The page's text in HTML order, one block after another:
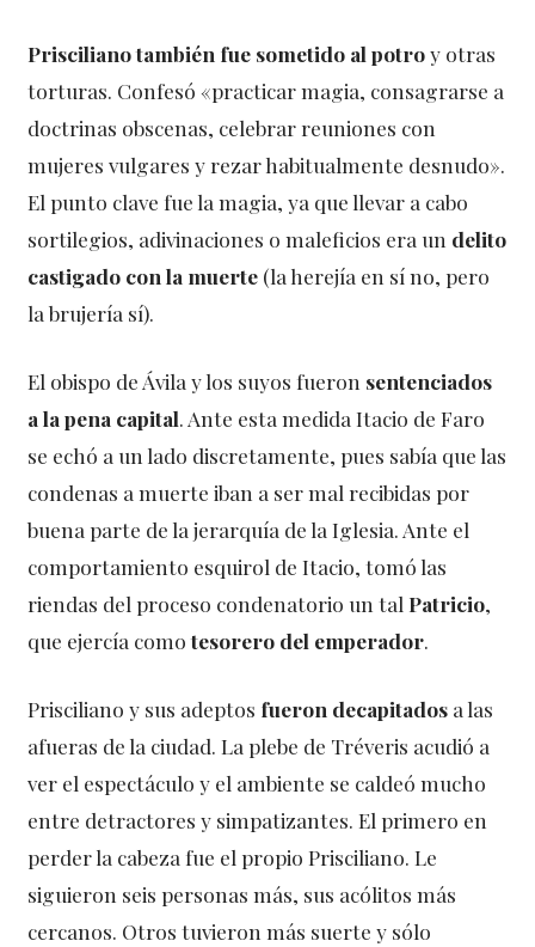
Prisciliano también fue sometido al potroy otras
torturas. Confesó «practicar magia, consagrarse a
doctrinas obscenas, celebrar reuniones con
mujeres vulgares y rezar habitualmente desnudo».
El punto clave fue la magia, ya que llevar a cabo
sortilegios, adivinaciones o maleficios era un delito
castigado con la muerte (la herejía en sí no, pero
la brujería sí).
El obispo de Ávila y los suyos fueron sentenciados
a la pena capital. Ante esta medida Itacio de Faro
se echó a un lado discretamente, pues sabía que las
condenas a muerte iban a ser mal recibidas por
buena parte de la jerarquía de la Iglesia. Ante el
comportamiento esquirol de Itacio, tomó las
riendas del proceso condenatorio un tal Patricio,
que ejercía comotesorero del emperador.
Prisciliano y sus adeptos fueron decapitados a las
afueras de la ciudad. La plebe de Tréveris acudió a
ver el espectáculo y el ambiente se caldeó mucho
entre detractores y simpatizantes. El primero en
perder la cabeza fue el propio Prisciliano. Le
siguieron seis personas más, sus acólitos más
cercanos. Otros tuvieron más suerte y sólo